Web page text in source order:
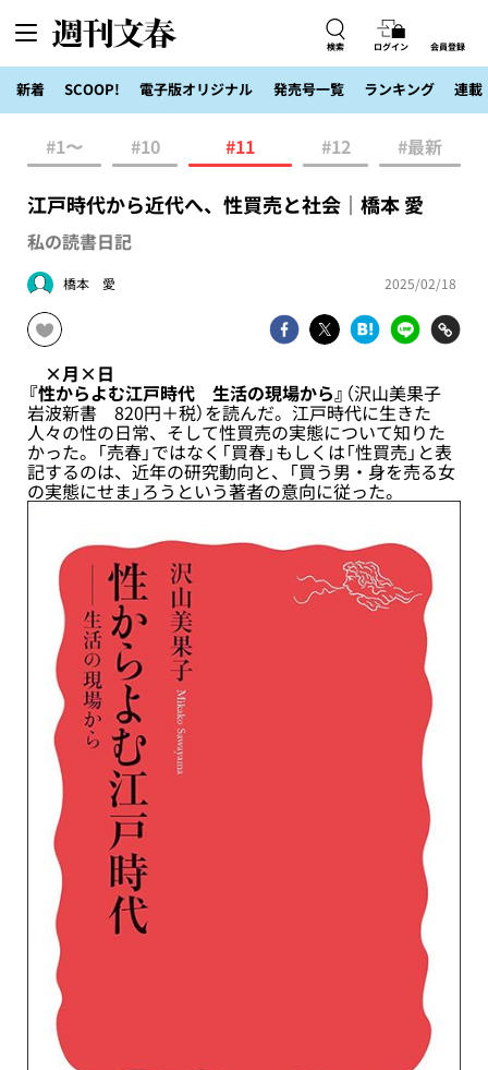
検索 ログイン 会員登録
新着 SCOOP! 電子版オリジナル 発売号一覧 ランキング 連載
#1〜 #10 #11 #12 #最新
江戸時代から近代へ、性買売と社会｜橋本 愛
私の読書日記
橋本 愛 2025/02/18
×月×日
『性からよむ江戸時代 生活の現場から』 （沢山美果子
岩波新書 820円＋税）を読んだ。江戸時代に生きた
人々の性の日常、そして性買売の実態について知りた
かった。「売春」ではなく「買春」もしくは「性買売」と表
記するのは、近年の研究動向と、「買う男・身を売る女
の実態にせま」ろうという著者の意向に従った。